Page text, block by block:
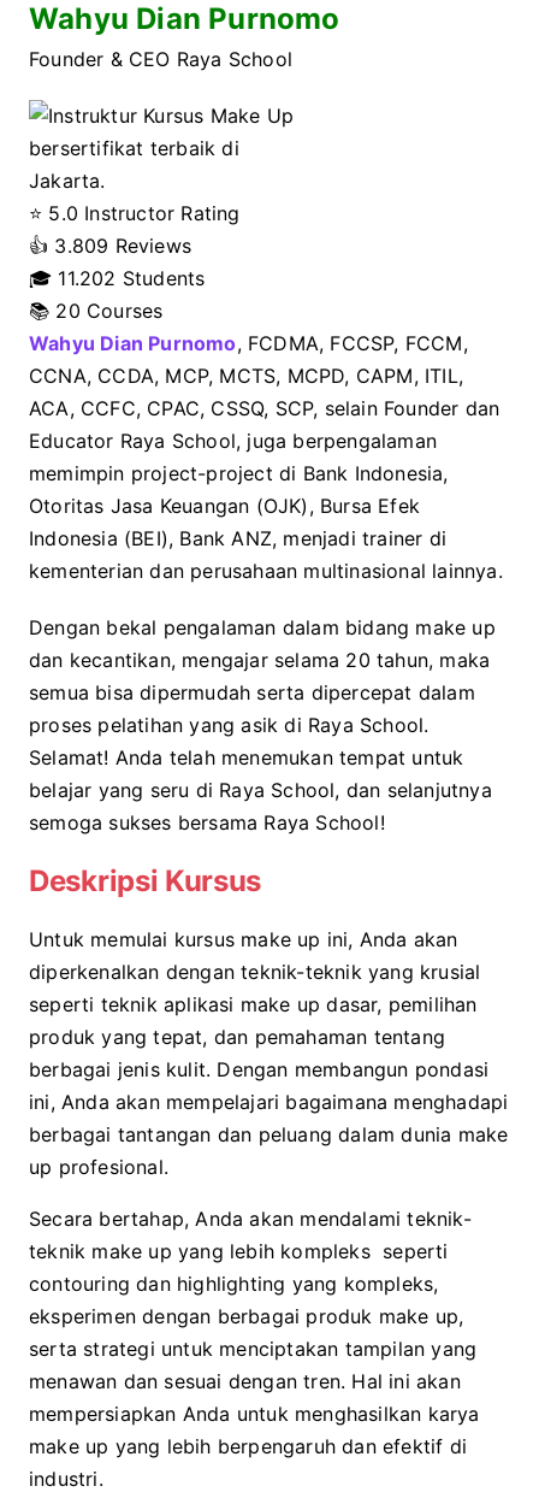
Wahyu Dian Purnomo
Founder & CEO Raya School
⭐ 5.0 Instructor Rating
👍 3.809 Reviews
🎓 11.202 Students
📚 20 Courses
Wahyu Dian Purnomo, FCDMA, FCCSP, FCCM,
CCNA, CCDA, MCP, MCTS, MCPD, CAPM, ITIL,
ACA, CCFC, CPAC, CSSQ, SCP, selain Founder dan
Educator Raya School, juga berpengalaman
memimpin project-project di Bank Indonesia,
Otoritas Jasa Keuangan (OJK), Bursa Efek
Indonesia (BEI), Bank ANZ, menjadi trainer di
kementerian dan perusahaan multinasional lainnya.
Dengan bekal pengalaman dalam bidang make up
dan kecantikan, mengajar selama 20 tahun, maka
semua bisa dipermudah serta dipercepat dalam
proses pelatihan yang asik di Raya School.
Selamat! Anda telah menemukan tempat untuk
belajar yang seru di Raya School, dan selanjutnya
semoga sukses bersama Raya School!
Deskripsi Kursus
Untuk memulai kursus make up ini, Anda akan
diperkenalkan dengan teknik-teknik yang krusial
seperti teknik aplikasi make up dasar, pemilihan
produk yang tepat, dan pemahaman tentang
berbagai jenis kulit. Dengan membangun pondasi
ini, Anda akan mempelajari bagaimana menghadapi
berbagai tantangan dan peluang dalam dunia make
up profesional.
Secara bertahap, Anda akan mendalami teknik-
teknik make up yang lebih kompleks seperti
contouring dan highlighting yang kompleks,
eksperimen dengan berbagai produk make up,
serta strategi untuk menciptakan tampilan yang
menawan dan sesuai dengan tren. Hal ini akan
mempersiapkan Anda untuk menghasilkan karya
make up yang lebih berpengaruh dan efektif di
industri.